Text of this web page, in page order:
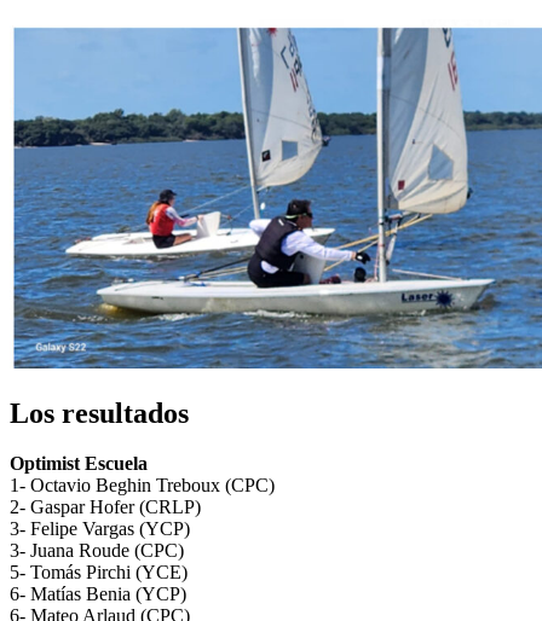
Los resultados
Optimist Escuela
1- Octavio Beghin Treboux (CPC)
2- Gaspar Hofer (CRLP)
3- Felipe Vargas (YCP)
3- Juana Roude (CPC)
5- Tomás Pirchi (YCE)
6- Matías Benia (YCP)
6- Mateo Arlaud (CPC)